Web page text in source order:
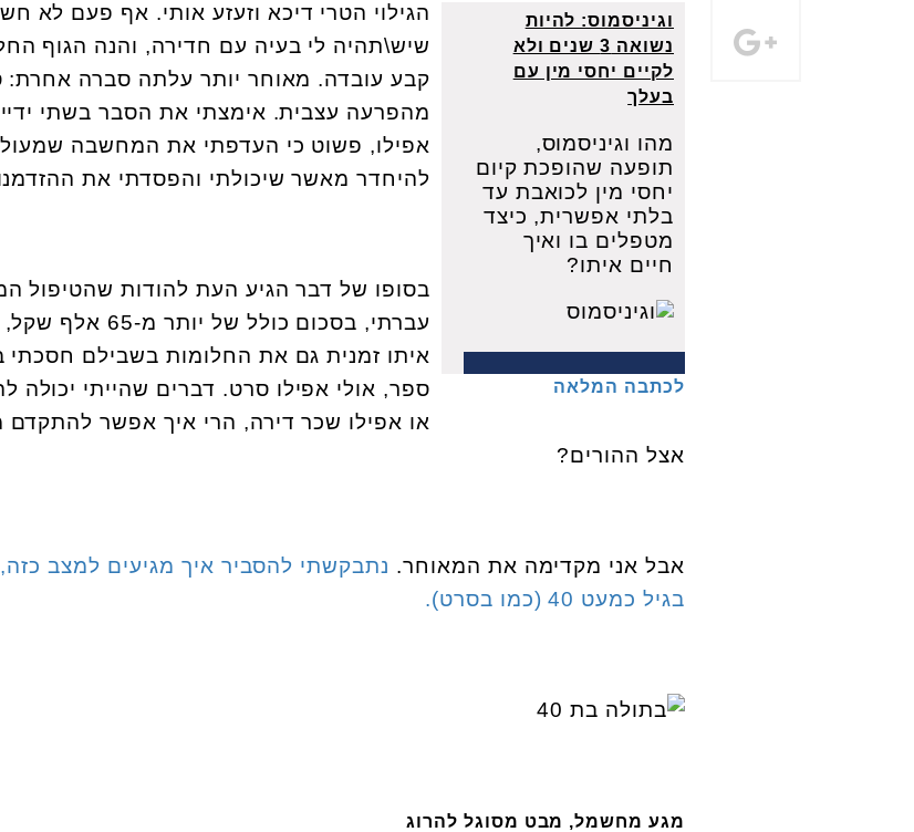
וגיניסמוס: להיות
נשואה 3 שנים ולא
לקיים יחסי מין עם
בעלך
מהו וגיניסמוס,
תופעה שהופכת קיום
יחסי מין לכואבת עד
בלתי אפשרית, כיצד
מטפלים בו ואיך
חיים איתו?
לכתבה המלאה
הגילוי הטרי דיכא וזעזע אותי. אף פעם לא
שיש\תהיה לי בעיה עם חדירה, והנה הגוף
קבע עובדה. מאוחר יותר עלתה סברה אחרת:
מהפרעה עצבית. אימצתי את הסבר בשתי
אפילו, פשוט כי העדפתי את המחשבה
להיחדר מאשר שיכולתי והפסדתי את
בסופו של דבר הגיע העת להודות שהטיפול
עברתי, בסכום כולל של
איתו זמנית גם את החלומות בשבילם חסכתי
ספר, אולי אפילו סרט. דברים שהייתי יכולה
או אפילו שכר דירה, הרי איך אפשר להתקדם
אצל ההורים?
אבל אני מקדימה את המאוחר. נתבקשתי להסביר איך מגיעים למצב כזה,
בגיל כמעט 40 (כמו בסרט).
מגע מחשמל, מבט מסוגל להרוג